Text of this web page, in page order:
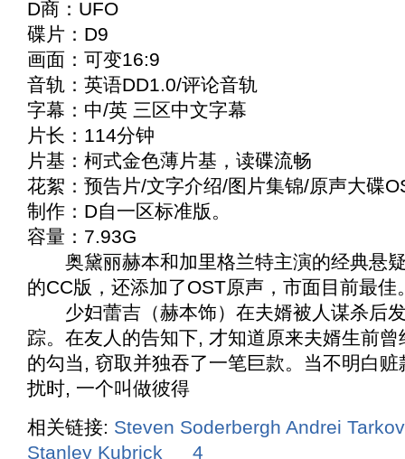
D商：UFO
碟片：D9
画面：可变16:9
音轨：英语DD1.0/评论音轨
字幕：中/英 三区中文字幕
片长：114分钟
片基：柯式金色薄片基，读碟流畅
花絮：预告片/文字介绍/图片集锦/原声大碟
制作：D自一区标准版。
容量：7.93G
奥黛丽赫本和加里格兰特主演的经典悬疑
的CC版，还添加了OST原声，市面目前最佳
少妇蕾吉（赫本饰）在夫婿被人谋杀后
踪。在友人的告知下, 才知道原来夫婿生前
的勾当, 窃取并独吞了一笔巨款。当不明白
扰时, 一个叫做彼得
相关链接: Steven Soderbergh Andrei
Stanley Kubrick
4